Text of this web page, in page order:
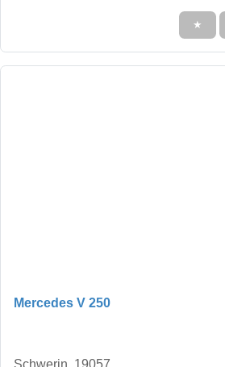
★
Mercedes V 250
Schwerin, 19057